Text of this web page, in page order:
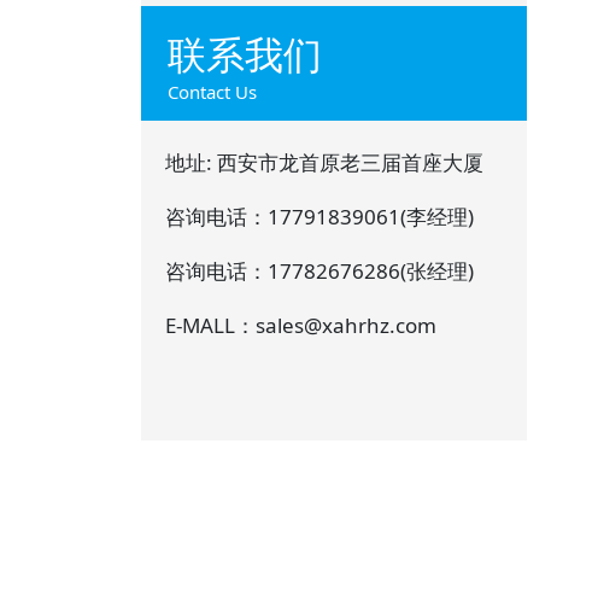
联系我们
Contact Us
地址: 西安市龙首原老三届首座大厦
咨询电话：17791839061(李经理)
咨询电话：17782676286(张经理)
E-MALL：sales@xahrhz.com